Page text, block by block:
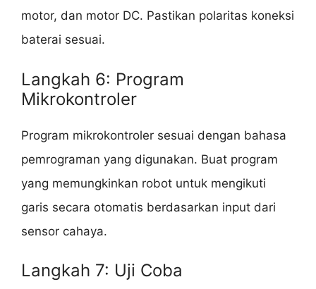
motor, dan motor DC. Pastikan polaritas koneksi
baterai sesuai.
Langkah 6: Program
Mikrokontroler
Program mikrokontroler sesuai dengan bahasa
pemrograman yang digunakan. Buat program
yang memungkinkan robot untuk mengikuti
garis secara otomatis berdasarkan input dari
sensor cahaya.
Langkah 7: Uji Coba